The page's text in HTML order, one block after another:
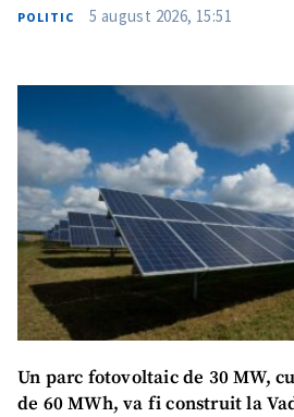
POLITIC 5 august 2026, 15:51
Un parc fotovoltaic de 30 MW,
de 60 MWh, va fi construit la